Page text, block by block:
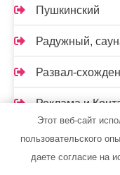
Пушкинский
Радужный,
Развал-
Реклама и
Ремавто
Ремонт Авто52
Этот веб-сайт
пользовательского
даете согласие на